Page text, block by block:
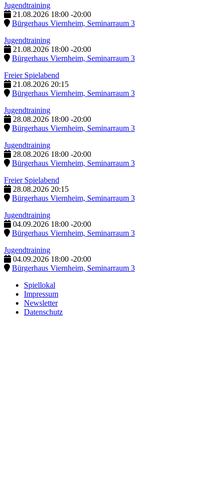
Jugendtraining
21.08.2026 18:00 -20:00
Bürgerhaus Viernheim, Seminarraum 3
Jugendtraining
21.08.2026 18:00 -20:00
Bürgerhaus Viernheim, Seminarraum 3
Freier Spielabend
21.08.2026 20:15
Bürgerhaus Viernheim, Seminarraum 3
Jugendtraining
28.08.2026 18:00 -20:00
Bürgerhaus Viernheim, Seminarraum 3
Jugendtraining
28.08.2026 18:00 -20:00
Bürgerhaus Viernheim, Seminarraum 3
Freier Spielabend
28.08.2026 20:15
Bürgerhaus Viernheim, Seminarraum 3
Jugendtraining
04.09.2026 18:00 -20:00
Bürgerhaus Viernheim, Seminarraum 3
Jugendtraining
04.09.2026 18:00 -20:00
Bürgerhaus Viernheim, Seminarraum 3
Spiellokal
Impressum
Newsletter
Datenschutz